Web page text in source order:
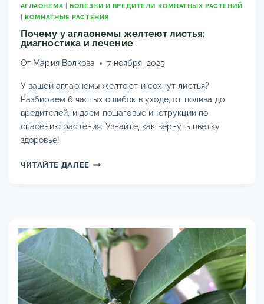
АГЛАОНЕМА |БОЛЕЗНИ И ВРЕДИТЕЛИ КОМНАТНЫХ РАСТЕНИЙ
КОМНАТНЫЕ РАСТЕНИЯ
Почему у аглаонемы желтеют листья:
диагностика и лечение
От Мария Волкова 7 ноября, 2025
У вашей аглаонемы желтеют и сохнут листья?
Разбираем 6 частых ошибок в уходе, от полива до
вредителей, и даем пошаговые инструкции по
спасению растения. Узнайте, как вернуть цветку
здоровье!
ЧИТАЙТЕ ДАЛЕЕПОЧЕМУ
И
ЛЕЧЕНИЕ